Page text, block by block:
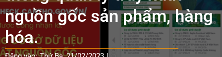
Chia sẻ kinh nghiệm
Tài liệu
nguồn gốc sản phẩm, hàng
hóa.